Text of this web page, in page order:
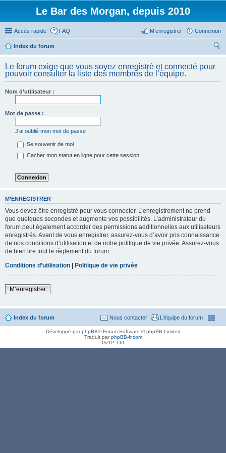
Le Bar des Morgan, depuis 2010
Accès rapide FAQ Connexion
M’enregistrer
Index du forum
her
ch
Le forum exige que vous soyez enregistré et connecté pour
pouvoir consulter la liste des membres de l’équipe.
Nom d’utilisateur :
Mot de passe :
J’ai oublié mon mot de passe
Se souvenir de moi
Cacher mon statut en ligne pour cette session
M’ENREGISTRER
Vous devez être enregistré pour vous connecter. L’enregistrement ne prend
que quelques secondes et augmente vos possibilités. L’administrateur du
forum peut également accorder des permissions additionnelles aux utilisateurs
enregistrés. Avant de vous enregistrer, assurez-vous d’avoir pris connaissance
de nos conditions d’utilisation et de notre politique de vie privée. Assurez-vous
de bien lire tout le règlement du forum.
Conditions d’utilisation | Politique de vie privée
M’enregistrer
Index du forum L’équipe du forum
Nous contacter
Développé parphpBB® Forum Software © phpBB Limited
Traduit parphpBB-fr.com
GZIP: Off